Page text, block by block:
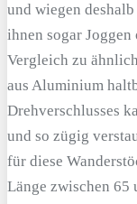
und wiegen
ihnen sogar
Vergleich zu
aus Aluminium
Drehverschlusses
und so zügig
für diese
Länge zwischen 65